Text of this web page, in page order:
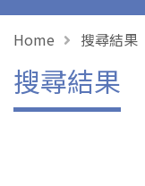
Home 搜尋結果
搜尋結果